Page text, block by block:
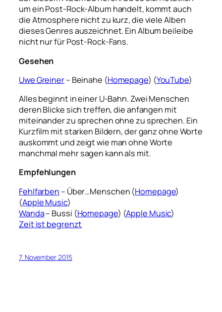
um ein Post-Rock-Album handelt, kommt auch
die Atmosphere nicht zu kurz, die viele Alben
dieses Genres auszeichnet. Ein Album beileibe
nicht nur für Post-Rock-Fans.
Gesehen
Uwe Greiner– Beinahe (Homepage) (YouTube)
Alles beginnt in einer U-Bahn. Zwei Menschen
deren Blicke sich treffen, die anfangen mit
miteinander zu sprechen ohne zu sprechen. Ein
Kurzfilm mit starken Bildern, der ganz ohne Worte
auskommt und zeigt wie man ohne Worte
manchmal mehr sagen kann als mit.
Empfehlungen
Fehlfarben – Über…Menschen (Homepage)
(Apple Music)
Wanda– Bussi (Homepage) (Apple Music)
Zeit ist begrenzt
7. November 2015